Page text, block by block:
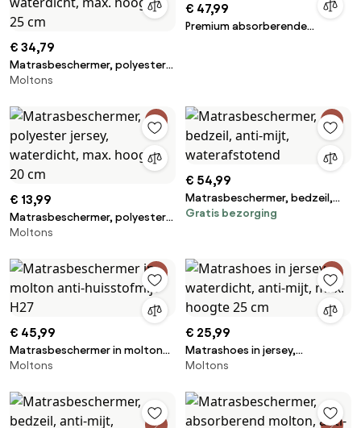
€ 34,79
Matrasbeschermer, polyester
badstof, waterdicht, max.
Moltons
€ 47,99
Premium absorberende
€ 13,99
Matrasbeschermer, polyester
jersey, waterdicht, max.
Moltons
€ 54,99
Matrasbeschermer, bedzeil,
anti-mijt, waterafstotend
Gratis bezorging
€ 45,99
Matrasbeschermer in molton
anti-huisstofmijt H27
Moltons
€ 25,99
Matrashoes in jersey,
waterdicht, anti-mijt, max.
Moltons